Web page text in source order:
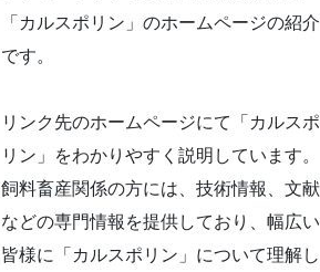
「カルスポリン」のホームページの紹介
です。
リンク先のホームページにて「カルスポ
リン」をわかりやすく説明しています。
飼料畜産関係の方には、技術情報、文献
などの専門情報を提供しており、幅広い
皆様に「カルスポリン」について理解し